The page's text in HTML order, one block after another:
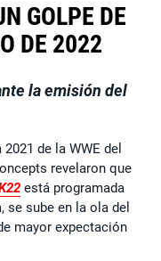
GOLPE DE
DE 2022
la emisión del
de la WWE del
revelaron que
está programada
se sube en la ola del
mayor expectación